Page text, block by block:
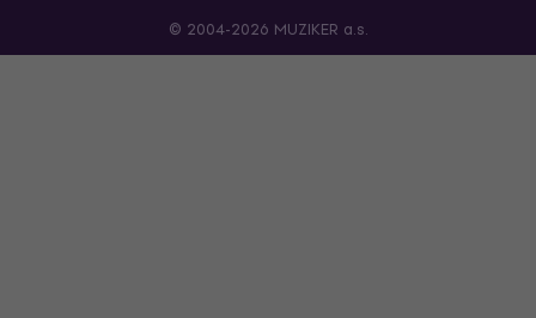
© 2004-2026 MUZIKER a.s.